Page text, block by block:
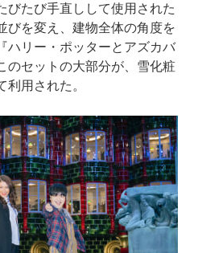
びたび手直しして使用された
びを変え、建物全体の角度を
ハリー・ポッターとアズカバ
のセットの大部分が、雪化粧
利用された。